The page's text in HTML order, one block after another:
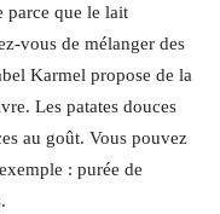
parce que le lait
vous de mélanger des
Karmel propose de la
Les patates douces
au goût. Vous pouvez
: purée de